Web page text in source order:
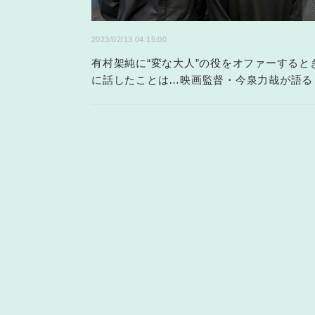
2023/02/13 04:15:00
有村架純に“変な大人”の役をオファーすると
に話したことは…映画監督・今泉力哉が語る